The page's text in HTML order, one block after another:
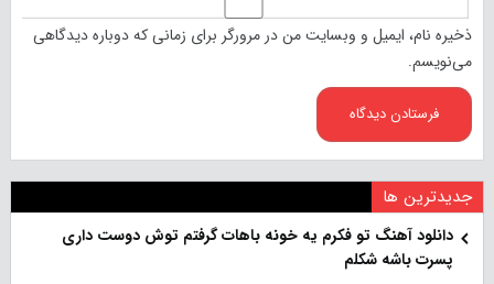
ذخیره نام، ایمیل و وبسایت من در مرورگر برای زمانی که دوباره دیدگاهی
می‌نویسم.
جدیدترین ها
دانلود آهنگ تو فکرم یه خونه باهات گرفتم توش دوست داری
پسرت باشه شکلم